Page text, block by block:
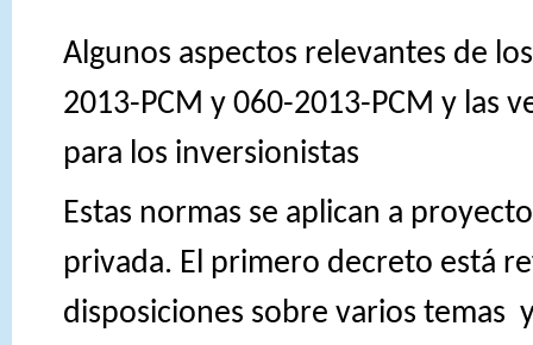
Algunos aspectos relevantes de
2013-PCM y 060-2013-PCM y las
para los inversionistas
Estas normas se aplican a
privada. El primero decreto está
disposiciones sobre varios temas